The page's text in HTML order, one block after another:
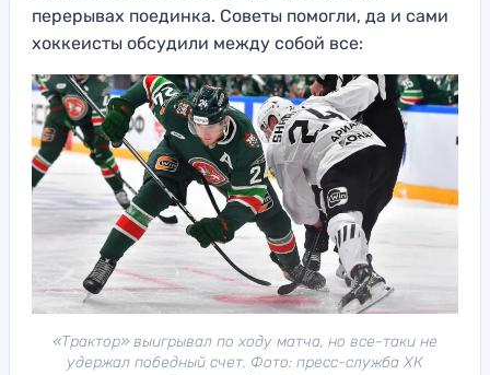
перерывах поединка. Советы помогли, да и сами
хоккеисты обсудили между собой все:
«Трактор» выигрывал по ходу матча, но все-таки не
удержал победный счет. Фото: пресс-служба ХК